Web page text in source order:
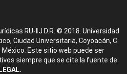
RU-IIJ D.R. © 2018. Universidad
Ciudad Universitaria, Coyoacán, C.
México. Este sitio web puede ser
siempre que se cite la fuente de